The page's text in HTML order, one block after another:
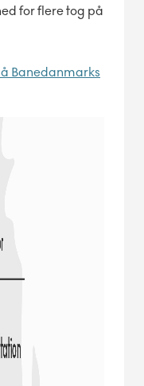
for flere tog på
Banedanmarks